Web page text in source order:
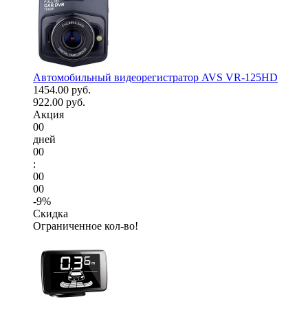
Автомобильный видеорегистратор AVS VR-125HD
1454.00 руб.
922.00 руб.
Акция
00
дней
00
:
00
00
-9%
Скидка
Ограниченное кол-во!